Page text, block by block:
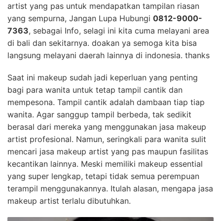
artist yang pas untuk mendapatkan tampilan riasan
yang sempurna, Jangan Lupa Hubungi 0812-9000-
7363, sebagai Info, selagi ini kita cuma melayani area
di bali dan sekitarnya. doakan ya semoga kita bisa
langsung melayani daerah lainnya di indonesia. thanks
Saat ini makeup sudah jadi keperluan yang penting
bagi para wanita untuk tetap tampil cantik dan
mempesona. Tampil cantik adalah dambaan tiap tiap
wanita. Agar sanggup tampil berbeda, tak sedikit
berasal dari mereka yang menggunakan jasa makeup
artist profesional. Namun, seringkali para wanita sulit
mencari jasa makeup artist yang pas maupun fasilitas
kecantikan lainnya. Meski memiliki makeup essential
yang super lengkap, tetapi tidak semua perempuan
terampil menggunakannya. Itulah alasan, mengapa jasa
makeup artist terlalu dibutuhkan.